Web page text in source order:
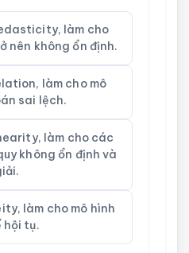
làm cho
nên không ổn định.
làm cho mô
sai lệch.
làm cho các
không ổn định và
làm cho mô hình
hội tụ.